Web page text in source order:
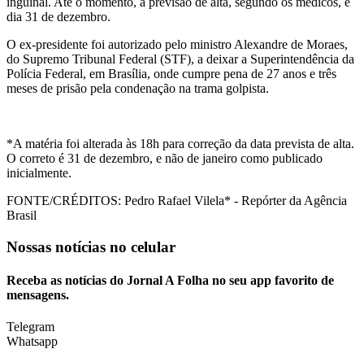
dia 31 de dezembro.
O ex-presidente foi autorizado pelo ministro Alexandre de Moraes,
do Supremo Tribunal Federal (STF), a deixar a Superintendência da
Polícia Federal, em Brasília, onde cumpre pena de 27 anos e três
meses de prisão pela condenação na trama golpista.
*A matéria foi alterada às 18h para correção da data prevista de alta.
O correto é 31 de dezembro, e não de janeiro como publicado
inicialmente.
FONTE/CRÉDITOS: Pedro Rafael Vilela* - Repórter da Agência
Brasil
Nossas notícias no celular
Receba as notícias do Jornal A Folha no seu app favorito de
mensagens.
Telegram
Whatsapp